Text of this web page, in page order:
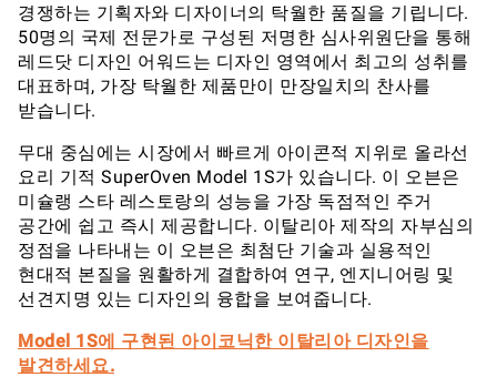
경쟁하는 기획자와 디자이너의 탁월한 품질을 기립니다.
50명의 국제 전문가로 구성된 저명한 심사위원단을 통해
레드닷 디자인 어워드는 디자인 영역에서 최고의 성취를
대표하며, 가장 탁월한 제품만이 만장일치의 찬사를
받습니다.
무대 중심에는 시장에서 빠르게 아이콘적 지위로 올라선
요리 기적 SuperOven Model 1S가 있습니다. 이 오븐은
미슐랭 스타 레스토랑의 성능을 가장 독점적인 주거
공간에 쉽고 즉시 제공합니다. 이탈리아 제작의 자부심의
정점을 나타내는 이 오븐은 최첨단 기술과 실용적인
현대적 본질을 원활하게 결합하여 연구, 엔지니어링 및
선견지명 있는 디자인의 융합을 보여줍니다.
Model 1S에 구현된 아이코닉한 이탈리아 디자인을
발견하세요.